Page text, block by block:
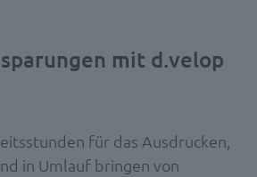
mit d.velop
für das Ausdrucken,
in Umlauf bringen von